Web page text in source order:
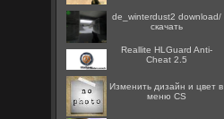
de_winterdust2 download/
скачать
Reallite HLGuard Anti-
Cheat 2.5
Изменить дизайн и цвет в
меню CS